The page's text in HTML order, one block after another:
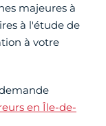
majeures à
à l'étude de
à votre
en Île-de-